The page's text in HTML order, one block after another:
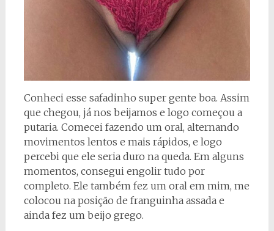
Conheci esse safadinho super gente boa. Assim
que chegou, já nos beijamos e logo começou a
putaria. Comecei fazendo um oral, alternando
movimentos lentos e mais rápidos, e logo
percebi que ele seria duro na queda. Em alguns
momentos, consegui engolir tudo por
completo. Ele também fez um oral em mim, me
colocou na posição de franguinha assada e
ainda fez um beijo grego.